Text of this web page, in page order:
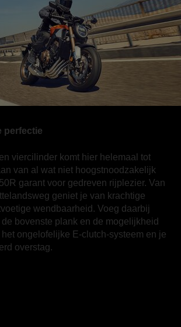
perfectie
viercilinder komt hier helemaal tot
van al wat niet hoogstnoodzakelijk
garant voor gedreven rijplezier. Van
geniet je van krachtige
wendbaarheid. Voeg daarbij
bovenste plank en de mogelijkheid
ongelofelijke E-clutch-systeem en je
overstag.